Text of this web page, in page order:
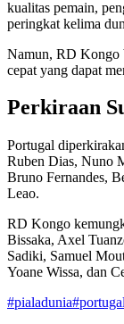
kualitas pemain,
peringkat kelima
Namun, RD Kongo
cepat yang dapat
Perkiraan
Portugal
Ruben Dias, Nuno
Bruno Fernandes,
Leao.
RD Kongo
Bissaka, Axel
Sadiki, Samuel
Yoane Wissa, dan
#pialadunia#portugal